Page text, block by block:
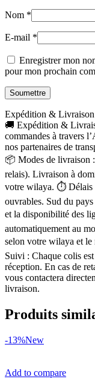
Nom *
E-mail *
Enregistrer mon
pour mon prochain
Expédition & Livraison
🚚 Expédition &
commandes à travers
nos partenaires de
📦 Modes de livraison
relais). Livraison à
votre wilaya. ⏱ Délais
ouvrables. Sud du
et la disponibilité des
automatiquement au
selon votre wilaya et
Suivi : Chaque colis
réception. En cas de
vous contactera
livraison.
Produits
-13%New
Add to compare